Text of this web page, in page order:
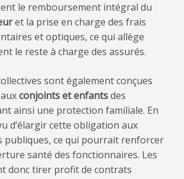
le remboursement intégral du
et la prise en charge des frais
et optiques, ce qui allège
le reste à charge des assurés.
sont également conçues
conjoints et enfantsdes
ainsi une protection familiale. En
d’élargir cette obligation aux
publiques, ce qui pourrait renforcer
santé des fonctionnaires. Les
donc tirer profit de contrats